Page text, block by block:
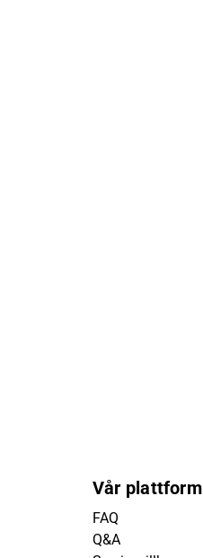
Vår plattform
FAQ
Q&A